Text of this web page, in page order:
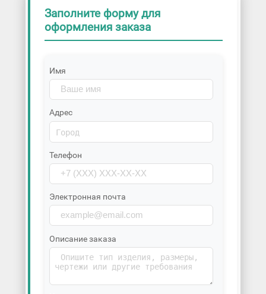
Заполните форму для
оформления заказа
Имя
Адрес
Телефон
Электронная почта
Описание заказа